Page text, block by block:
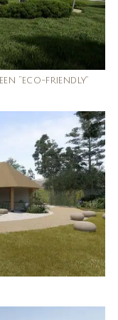
“eco-friendly”